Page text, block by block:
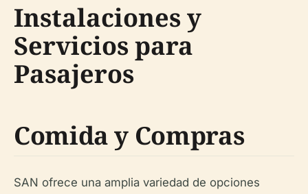
Instalaciones y
Servicios para
Pasajeros
Comida y Compras
SAN ofrece una amplia variedad de opciones